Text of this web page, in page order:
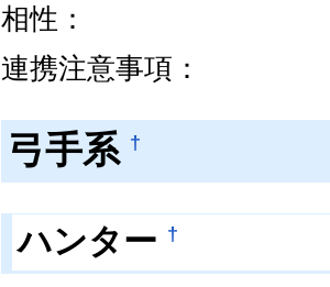
相性：
連携注意事項：
弓手系 †
ハンター †